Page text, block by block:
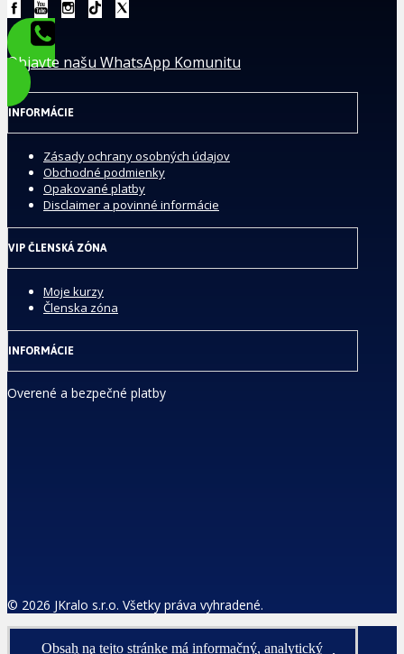
Objavte našu WhatsApp Komunitu
INFORMÁCIE
Zásady ochrany osobných údajov
Obchodné podmienky
Opakované platby
Disclaimer a povinné informácie
VIP ČLENSKÁ ZÓNA
Moje kurzy
Členska zóna
INFORMÁCIE
Overené a bezpečné platby
© 2026 JKralo s.r.o. Všetky práva vyhradené.
Obsah na tejto stránke má informačný, analytický